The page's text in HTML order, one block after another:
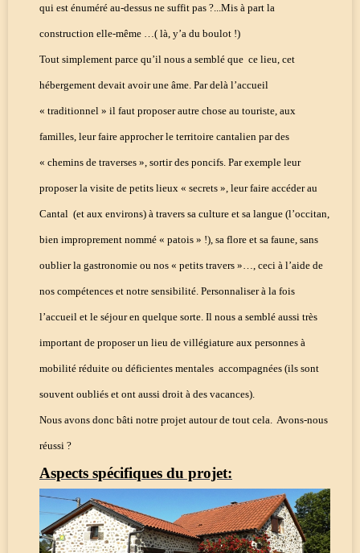
qui est énuméré au-dessus ne suffit pas ?...Mis à part la
construction elle-même …( là, y’a du boulot !)
Tout simplement parce qu’il nous a semblé que ce lieu, cet
hébergement devait avoir une âme. Par delà l’accueil
« traditionnel » il faut proposer autre chose au touriste, aux
familles, leur faire approcher le territoire cantalien par des
« chemins de traverses », sortir des poncifs. Par exemple leur
proposer la visite de petits lieux « secrets », leur faire accéder au
Cantal (et aux environs) à travers sa culture et sa langue (l’occitan,
bien improprement nommé « patois » !), sa flore et sa faune, sans
oublier la gastronomie ou nos « petits travers »…, ceci à l’aide de
nos compétences et notre sensibilité. Personnaliser à la fois
l’accueil et le séjour en quelque sorte. Il nous a semblé aussi très
important de proposer un lieu de villégiature aux personnes à
mobilité réduite ou déficientes mentales accompagnées (ils sont
souvent oubliés et ont aussi droit à des vacances).
Nous avons donc bâti notre projet autour de tout cela. Avons-nous
réussi ?
Aspects spécifiques du projet: